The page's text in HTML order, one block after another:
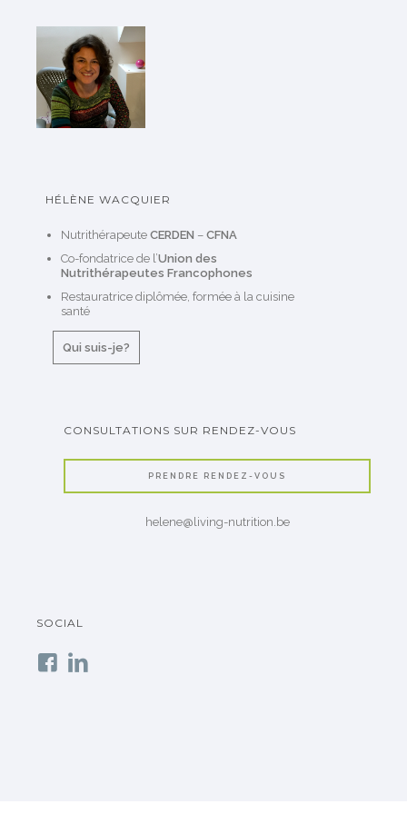
HÉLÈNE WACQUIER
Nutrithérapeute CERDEN – CFNA
Co-fondatrice de l’Union des
Nutrithérapeutes Francophones
Restauratrice diplômée, formée à la cuisine
santé
Qui suis-je?
CONSULTATIONS SUR RENDEZ-VOUS
PRENDRE RENDEZ-VOUS
helene@living-nutrition.be
SOCIAL